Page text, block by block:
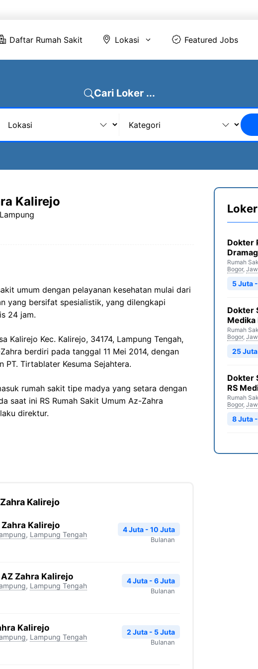
Daftar Rumah Sakit Lokasi Featured Jobs
Cari Loker ...
Kalirejo
umum dengan pelayanan kesehatan mulai dari
yang bersifat spesialistik, yang dilengkapi
24 jam.
Kalirejo Kec. Kalirejo, 34174, Lampung Tengah,
berdiri pada tanggal 11 Mei 2014, dengan
Tirtablater Kesuma Sejahtera.
rumah sakit tipe madya yang setara dengan
saat ini RS Rumah Sakit Umum Az-Zahra
direktur.
Kalirejo
Zahra Kalirejo
, Lampung Tengah
4 Juta - 10 Juta
Bulanan
Zahra Kalirejo
, Lampung Tengah
4 Juta - 6 Juta
Bulanan
Kalirejo
, Lampung Tengah
2 Juta - 5 Juta
Bulanan
Dokter
Rumah
Bogor,
5 Juta
Dokter
Medika
Rumah
Bogor,
25
Dokter
RS
Rumah
Bogor,
8 Juta